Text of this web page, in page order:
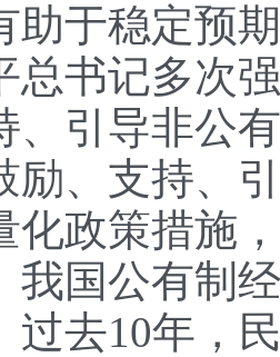
助于稳定预
记多次强
、引导非公
励、支持、
化政策措施
我国公有制
过去10年，